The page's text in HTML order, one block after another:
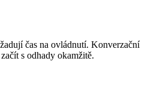
čas na ovládnutí. Konverzační
s odhady okamžitě.